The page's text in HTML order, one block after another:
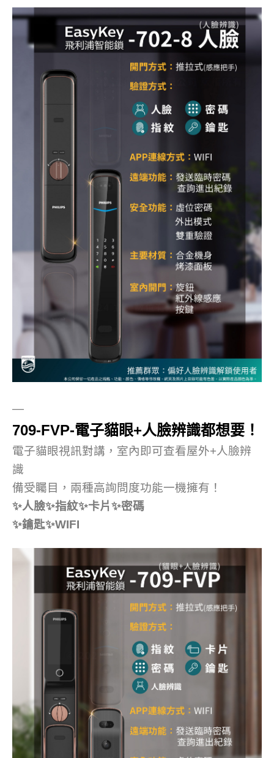
—
709-FVP-電子貓眼+人臉辨識都想要！
電子貓眼視訊對講，室內即可查看屋外+人臉辨
識
備受矚目，兩種高詢問度功能一機擁有！
✨人臉✨指紋✨卡片✨密碼
✨鑰匙✨WIFI